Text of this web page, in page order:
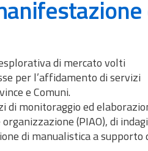
di mercato volti
per l’affidamento di servizi
e Comuni.
monitoraggio ed
(PIAO), di
di manualistica a supporto